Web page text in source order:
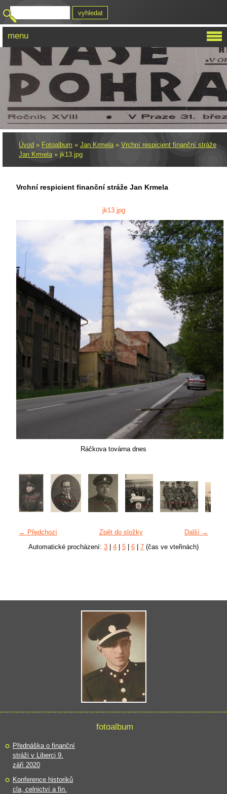
Úvod » Fotoalbum » Jan Krmela» Vrchní respicient finanční stráže
Jan Krmela» jk13.jpg
Vrchní respicient finanční stráže Jan Krmela
jk13.jpg
Ráčkova továrna dnes
← Předchozí Další →
Zpět do složky
Automatické procházení: 3 4 5 6 7 (čas ve vteřinách)
menu
fotoalbum
Přednáška o finanční
stráži v Liberci 9.
září 2020
Konference historiků
cla, celnictví a fin.